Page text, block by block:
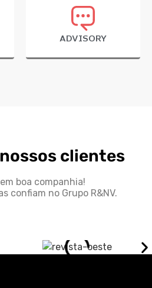
ADVISORY
clientes
boa companhia!
confiam no Grupo R&NV.